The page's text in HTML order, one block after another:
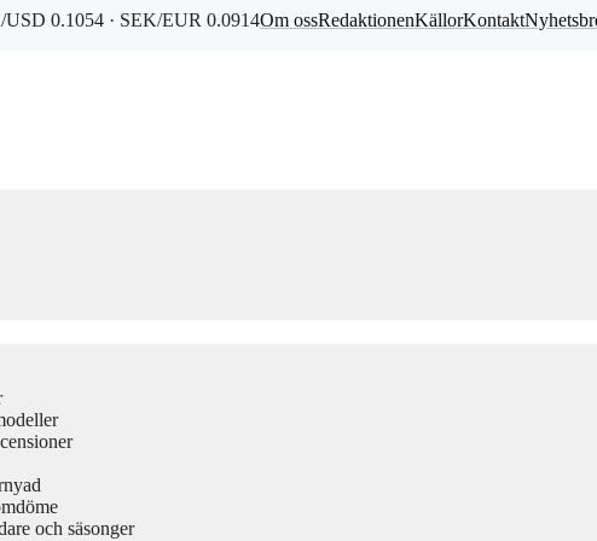
USD 0.1054 · SEK/EUR 0.0914Om ossRedaktionenKällorKontakt
och säsonger